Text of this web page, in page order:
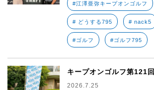
#江澤亜弥キープオンゴルフ
# どうする795 # nack5
#ゴルフ #ゴルフ795
キープオンゴルフ第121回
2026.7.25